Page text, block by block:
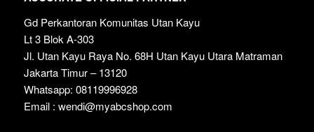
Gd Perkantoran Komunitas Utan Kayu
Lt 3 Blok A-303
Jl. Utan Kayu Raya No. 68H Utan Kayu Utara Matraman
Jakarta Timur – 13120
Whatsapp: 08119996928
Email : wendi@myabcshop.com